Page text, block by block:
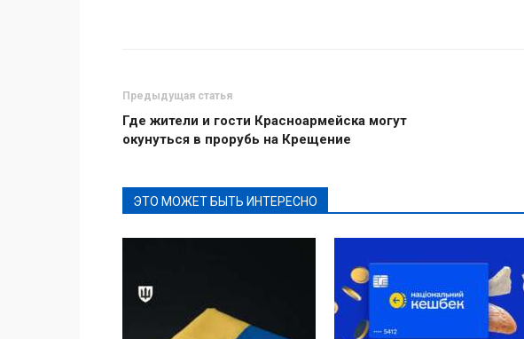
Предыдущая статья
Где жители и гости Красноармейска могут
окунуться в прорубь на Крещение
ЭТО МОЖЕТ БЫТЬ ИНТЕРЕСНО